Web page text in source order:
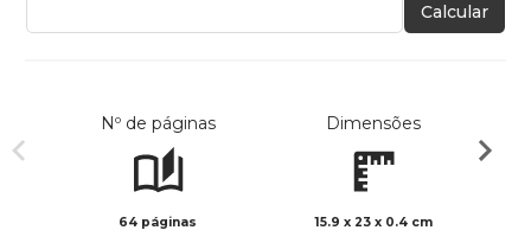
Calcular
Nº de páginas
64 páginas
Dimensões
15.9 x 23 x 0.4 cm